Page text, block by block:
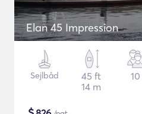
Elan 45 Impression
Sejlbåd
45 ft
14 m
10